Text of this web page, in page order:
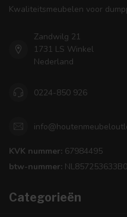
Kwaliteitsmeubelen voor
Zandwilg 21
1731 LS Winkel
Nederland
0224-850 926
KVK nummer: 67984495
btw-nummer:
Categorieën